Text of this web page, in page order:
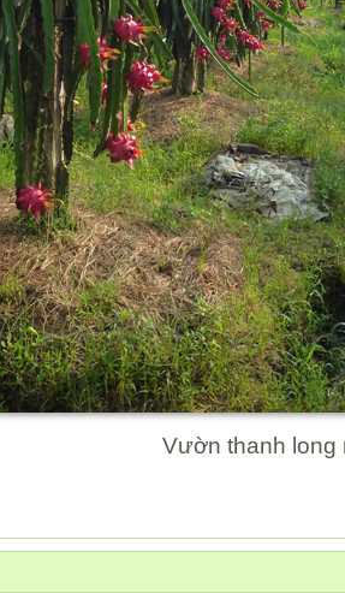
Vườn thanh long